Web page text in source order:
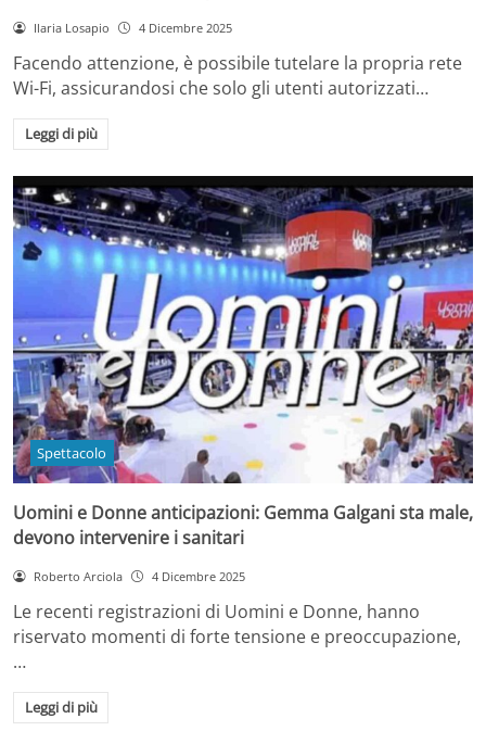
Ilaria Losapio 4 Dicembre 2025
Facendo attenzione, è possibile tutelare la propria rete
Wi-Fi, assicurandosi che solo gli utenti autorizzati…
Leggi di più
Spettacolo
Uomini e Donne anticipazioni: Gemma Galgani sta male,
devono intervenire i sanitari
Roberto Arciola 4 Dicembre 2025
Le recenti registrazioni di Uomini e Donne, hanno
riservato momenti di forte tensione e preoccupazione,
…
Leggi di più